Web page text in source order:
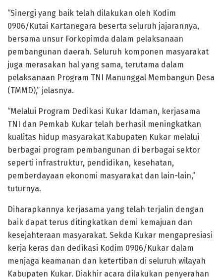
“Sinergi yang baik telah dilakukan oleh Kodim
0906/Kutai Kartanegara beserta seluruh jajarannya,
bersama unsur Forkopimda dalam pelaksanaan
pembangunan daerah. Seluruh komponen masyarakat
juga merasakan hal yang sama, terutama dalam
pelaksanaan Program TNI Manunggal Membangun Desa
(TMMD),” jelasnya.
“Melalui Program Dedikasi Kukar Idaman, kerjasama
TNI dan Pemkab Kukar telah berhasil meningkatkan
kualitas hidup masyarakat Kabupaten Kukar melalui
berbagai program pembangunan di berbagai sektor
seperti infrastruktur, pendidikan, kesehatan,
pemberdayaan ekonomi masyarakat dan lain-lain,”
tuturnya.
Diharapkannya kerjasama yang telah terjalin dengan
baik dapat terus ditingkatkan demi kemajuan dan
kesejahteraan masyarakat. Sekda Kukar mengapresiasi
kerja keras dan dedikasi Kodim 0906/Kukar dalam
menjaga keamanan dan ketertiban di seluruh wilayah
Kabupaten Kukar. Diakhir acara dilakukan penyerahan